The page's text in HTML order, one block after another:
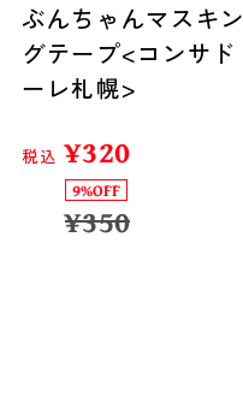
ぶんちゃんマスキン
グテープ<コンサド
ーレ札幌>
税込 ¥320
9%OFF
¥350